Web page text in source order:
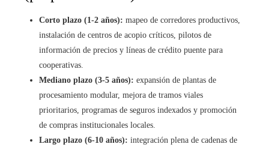
Corto plazo (1-2 años): mapeo de corredores productivos,
instalación de centros de acopio críticos, pilotos de
información de precios y líneas de crédito puente para
cooperativas.
Mediano plazo (3-5 años): expansión de plantas de
procesamiento modular, mejora de tramos viales
prioritarios, programas de seguros indexados y promoción
de compras institucionales locales.
Largo plazo (6-10 años): integración plena de cadenas de